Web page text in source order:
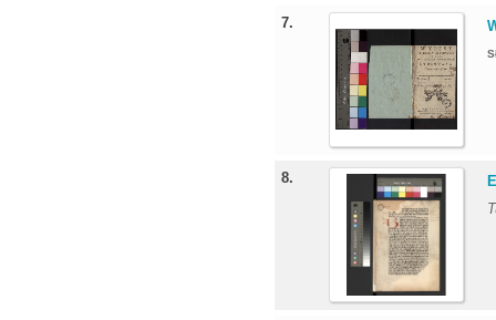
7.
8.